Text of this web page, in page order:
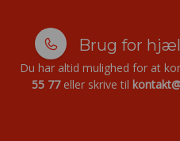
Brug for
Du har altid mulighed for at
55 77eller skrive til